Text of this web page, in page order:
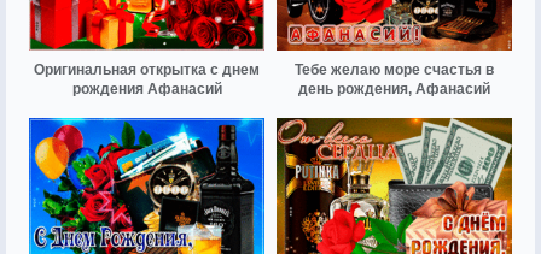
Оригинальная открытка с днем
рождения Афанасий
Тебе желаю море счастья в
день рождения, Афанасий